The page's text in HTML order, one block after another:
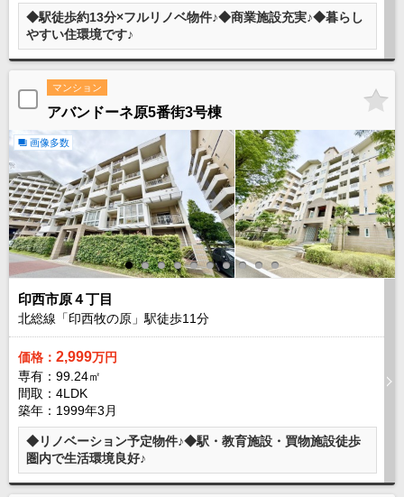
◆駅徒歩約13分×フルリノベ物件♪◆商業施設充実♪◆暮らし
やすい住環境です♪
マンション
アバンドーネ原5番街3号棟
画像多数
印西市原４丁目
北総線「印西牧の原」駅徒歩11分
価格： 2,999万円
専有：99.24㎡
間取：4LDK
築年：1999年3月
◆リノベーション予定物件♪◆駅・教育施設・買物施設徒歩
圏内で生活環境良好♪
お問い合わせ サイトマップ
プライバシーポリシー
物件検索
新築一戸建
エリアから探す
路線から探す
中古一戸建
エリアから探す
路線から探す
マンション
エリアから探す
路線から探す
土 地
エリアから探す
路線から探す
エリアから物件検索
松戸･柏方面エリア